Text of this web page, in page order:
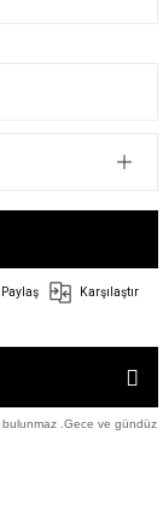
Paylaş Karşılaştır
.Gece ve gündüz